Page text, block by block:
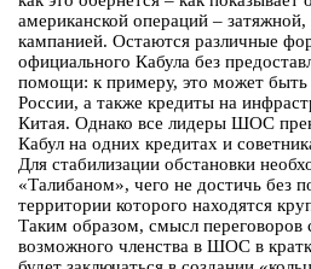
американской операций – затяжной,
кампанией. Остаются различные
официального Кабула без
помощи: к примеру, это может быть
России, а также кредиты на
Китая. Однако все лидеры ШОС
Кабул на одних кредитах и
Для стабилизации обстановки
«Талибаном», чего не достичь без
территории которого находятся
Таким образом, смысл переговоров
возможного членства в ШОС в